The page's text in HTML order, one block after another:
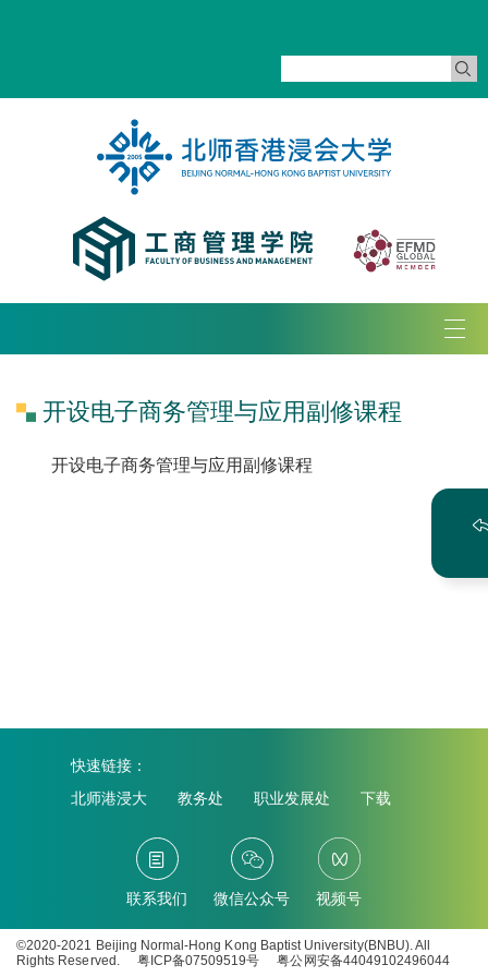
开设电子商务管理与应用副修课程
开设电子商务管理与应用副修课程
快速链接：
北师港浸大
教务处 职业发展处 下载
联系我们 微信公众号 视频号
©2020-2021 Beijing Normal-Hong Kong Baptist University(BNBU). All
Rights Reserved.
粤ICP备07509519号 粤公网安备44049102496044